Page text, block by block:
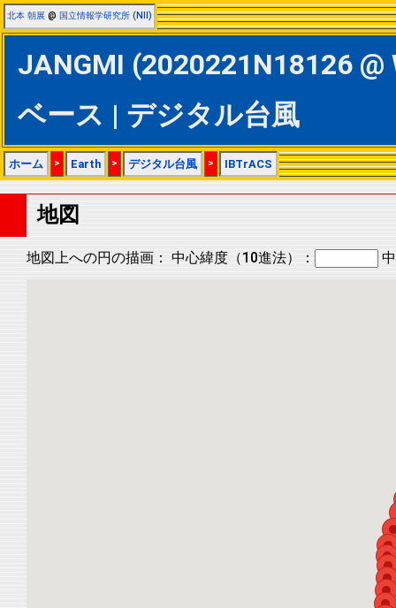
北本 朝展 @ 国立情報学研究所 (NII)
JANGMI (2020221N18126
ベース | デジタル台風
ホーム > Earth > デジタル台風 > IBTrACS
地図
地図上への円の描画： 中心緯度（10進法）：